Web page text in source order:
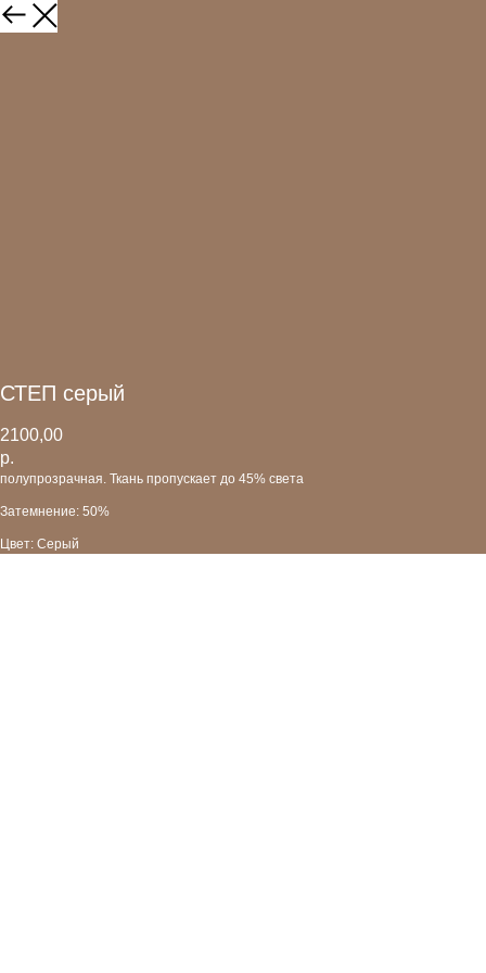
СТЕП серый
2100,00
р.
полупрозрачная. Ткань пропускает до 45% света
Затемнение: 50%
Цвет: Серый